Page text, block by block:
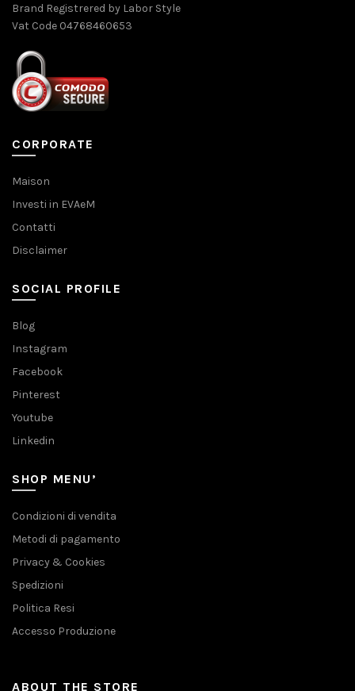
Brand Registrered by Labor Style
Vat Code 04768460653
CORPORATE
Maison
Investi in EVAeM
Contatti
Disclaimer
SOCIAL PROFILE
Blog
Instagram
Facebook
Pinterest
Youtube
Linkedin
SHOP MENU’
Condizioni di vendita
Metodi di pagamento
Privacy & Cookies
Spedizioni
Politica Resi
Accesso Produzione
ABOUT THE STORE